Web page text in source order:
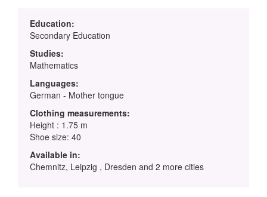
Education:
Secondary Education
Studies:
Mathematics
Languages:
German - Mother tongue
Clothing measurements:
Height : 1.75 m
Shoe size: 40
Available in:
Chemnitz, Leipzig , Dresden and 2 more cities